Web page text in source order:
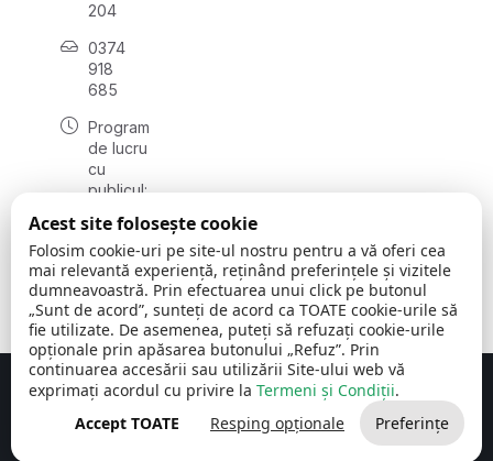
204
0374
918
685
Program
de lucru
cu
publicul:
08:00 -
16:30
, vineri:
08:00 -
14:00
Comuna Cerchezu © 2026Toate drepturile rezervate
Concept realizat de Big Media Relații Publice SRL
Acest site folosește cookie
Folosim cookie-uri pe site-ul nostru pentru a vă oferi cea
mai relevantă experiență, reținând preferințele și vizitele
dumneavoastră. Prin efectuarea unui click pe butonul
„Sunt de acord”, sunteți de acord ca TOATE cookie-urile să
fie utilizate. De asemenea, puteți să refuzați cookie-urile
opționale prin apăsarea butonului „Refuz”. Prin
continuarea accesării sau utilizării Site-ului web vă
exprimați acordul cu privire la Termeni și Condiții.
Accept TOATE
Resping opționale Preferințe